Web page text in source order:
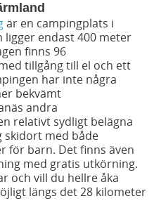
är en campingplats i
ligger endast 400 meter
finns 96
tillgång till el och ett
har inte några
bekvämt
andra
relativt sydligt belägna
skidort med både
för barn. Det finns även
med gratis utkörning.
och vill du hellre åka
längs det 28 kilometer